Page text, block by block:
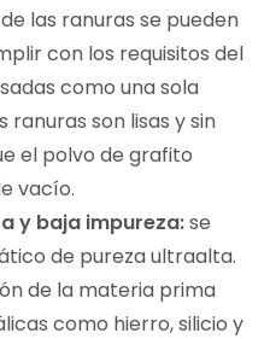
las ranuras se pueden
con los requisitos del
como una sola
ranuras son lisas y sin
el polvo de grafito
vacío.
y baja impureza:se
de pureza ultraalta.
de la materia prima
como hierro, silicio y